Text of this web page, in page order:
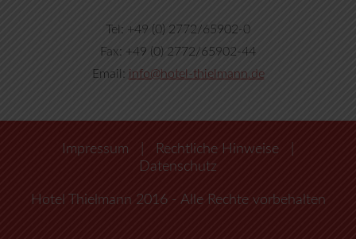
Tel: +49 (0) 2772/65902-0
Fax: +49 (0) 2772/65902-44
Email: info@hotel-thielmann.de
Impressum Rechtliche Hinweise
Datenschutz
Hotel Thielmann 2016 - Alle Rechte vorbehalten